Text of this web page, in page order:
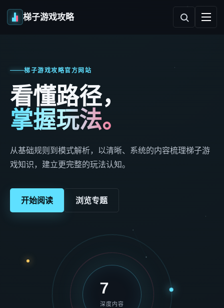
梯子游戏攻略
梯子游戏攻略官方网站
看懂路径，
掌握玩法。
从基础规则到模式解析，以清晰、系统的内容梳理梯子游
戏知识，建立更完整的玩法认知。
开始阅读 浏览专题
7
深度内容